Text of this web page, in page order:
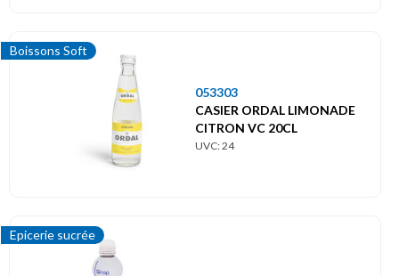
Boissons Soft
053303
CASIER ORDAL LIMONADE
CITRON VC 20CL
UVC: 24
Epicerie sucrée